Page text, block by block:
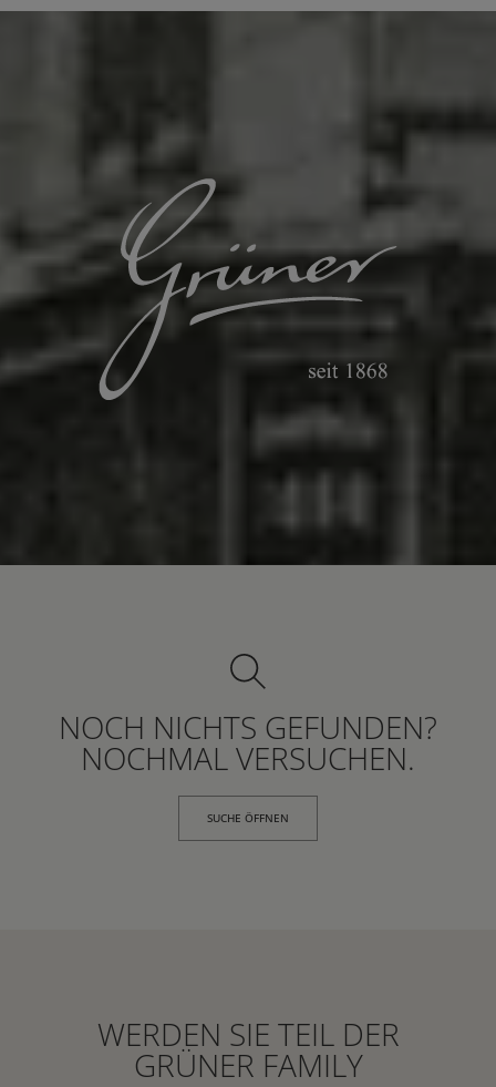
NOCH NICHTS GEFUNDEN?
NOCHMAL VERSUCHEN.
SUCHE ÖFFNEN
WERDEN SIE TEIL DER
GRÜNER FAMILY